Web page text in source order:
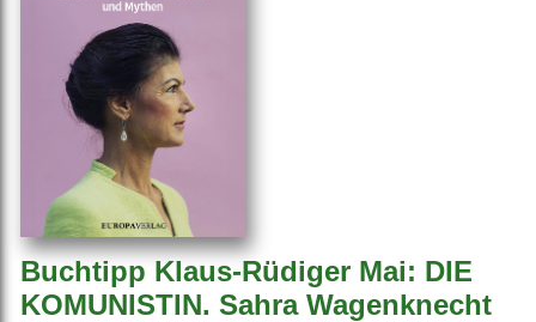
Buchtipp Klaus-Rüdiger Mai: DIE
KOMUNISTIN. Sahra Wagenknecht